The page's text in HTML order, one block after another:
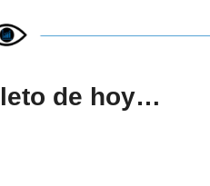
de hoy…